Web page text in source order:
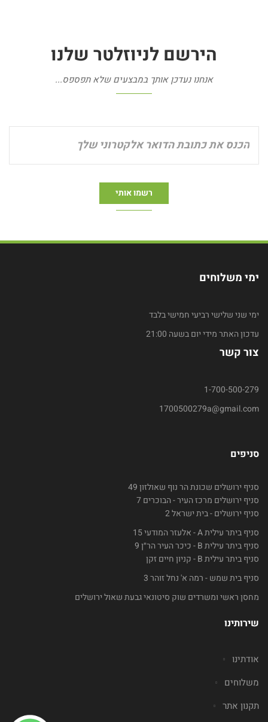
הירשם לניוזלטר שלנו
אנחנו נעדכן אותך במבצעים שלא תפספס...
ימי משלוחים
ימי שני שלישי רביעי חמישי בלבד
עדכון האתר מידי יום בשעה 21:00
צור קשר
1-700-500-279
1700500279a@gmail.com
סניפים
סניף ירושלים שכונת הר נוף שאולזון 49
סניף ירושלים מרכז העיר - הבוכרים 7
סניף ירושלים - בית ישראל 2
סניף ביתר עילית A - אלעזר המודעי 15
סניף ביתר עילית B - כיכר העיר הר״ן 9
סניף ביתר עילית B - קניון חיים זקן
סניף בית שמש - רמה א' נחל זוהר 3
מחסן ראשי ומשרדים שוק סיטונאי גבעת שאול ירושלים
שירותינו
אודתינו
משלוחים
תקנון אתר